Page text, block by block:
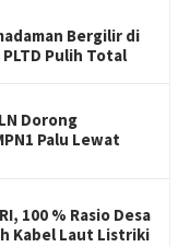
Bergilir di
Pulih Total
Dorong
Palu Lewat
100 % Rasio Desa
Kabel Laut Listriki